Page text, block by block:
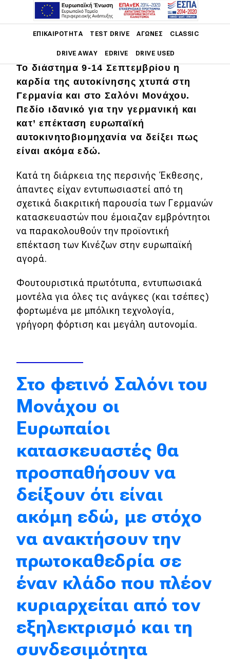
ΕΠΙΚΑΙΡΌΤΗΤΑ TEST DRIVE ΑΓΏΝΕΣ CLASSIC
DRIVE AWAY EDRIVE DRIVE USED
Main navigation
Επικαιρότητα
Νέα μοντέλα
Πρωτότυπα
Ελλάδα
Κόσμος
Τεχνολογία
Ασφάλεια
Αγορά
Απόψεις
Test Drive
Δοκιμή
Αποστολή
Αγώνες
Formula 1
WRC
Motorsport
Eco
Νέα
Τεχνολογία
Σταθμοί φόρτισης
Classic
Νέα
Παρουσιάσεις
Το διάστημα 9-14 Σεπτεμβρίου η
καρδία της αυτοκίνησης χτυπά στη
Γερμανία και στο Σαλόνι Μονάχου.
Πεδίο ιδανικό για την γερμανική και
κατ’ επέκταση ευρωπαϊκή
αυτοκινητοβιομηχανία να δείξει πως
είναι ακόμα εδώ.
Κατά τη διάρκεια της περσινής Έκθεσης,
άπαντες είχαν εντυπωσιαστεί από τη
σχετικά διακριτική παρουσία των Γερμανών
κατασκευαστών που έμοιαζαν εμβρόντητοι
να παρακολουθούν την προϊοντική
επέκταση των Κινέζων στην ευρωπαϊκή
αγορά.
Φουτουριστικά πρωτότυπα, εντυπωσιακά
μοντέλα για όλες τις ανάγκες (και τσέπες)
φορτωμένα με μπόλικη τεχνολογία,
γρήγορη φόρτιση και μεγάλη αυτονομία.
Στο φετινό Σαλόνι του
Μονάχου οι
Ευρωπαίοι
κατασκευαστές θα
προσπαθήσουν να
δείξουν ότι είναι
ακόμη εδώ, με στόχο
να ανακτήσουν την
πρωτοκαθεδρία σε
έναν κλάδο που πλέον
κυριαρχείται από τον
εξηλεκτρισμό και τη
συνδεσιμότητα